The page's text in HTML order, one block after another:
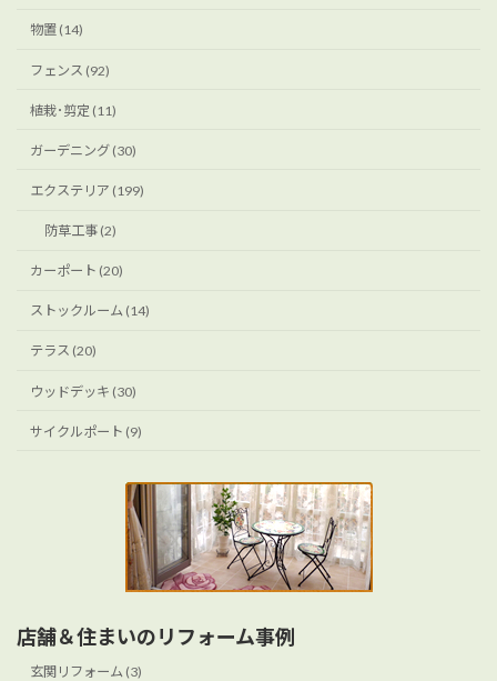
物置 (14)
フェンス (92)
植栽･剪定 (11)
ガーデニング (30)
エクステリア (199)
防草工事 (2)
カーポート (20)
ストックルーム (14)
テラス (20)
ウッドデッキ (30)
サイクルポート (9)
店舗＆住まいのリフォーム事例
玄関リフォーム (3)